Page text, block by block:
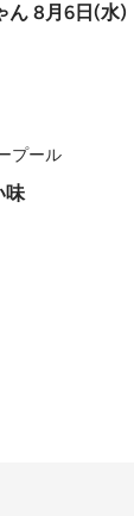
ん 8月6日(水)
プール
味